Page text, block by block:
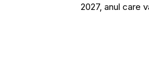
2027, anul care